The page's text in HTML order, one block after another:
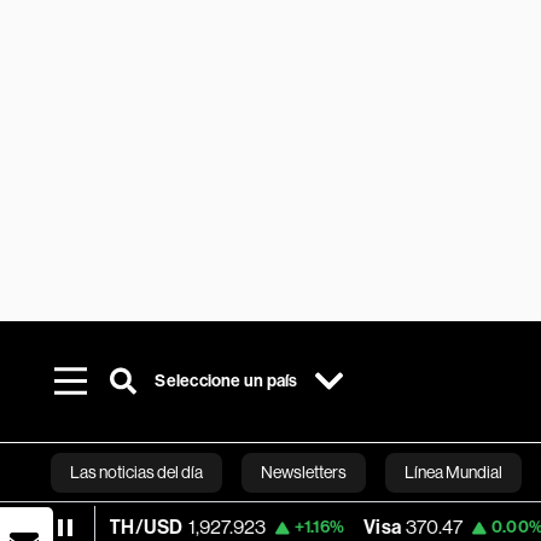
Seleccione un país
Las noticias del día Newsletters Línea Mundial
Bloomberg
ETH/USD 1,927.923 +1.16% Visa 370.47 0.00%